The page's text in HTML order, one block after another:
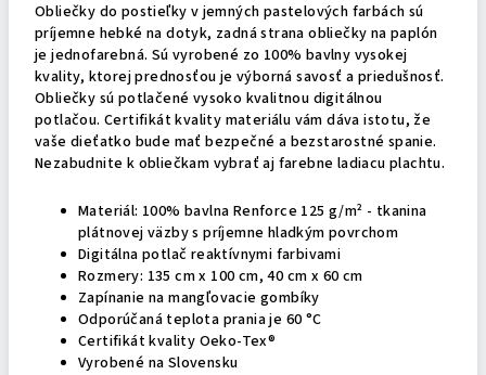
Obliečky do postieľky v jemných pastelových farbách sú
príjemne hebké na dotyk, zadná strana obliečky na paplón
je jednofarebná. Sú vyrobené zo 100% bavlny vysokej
kvality, ktorej prednosťou je výborná savosť a priedušnosť.
Obliečky sú potlačené vysoko kvalitnou digitálnou
potlačou. Certifikát kvality materiálu vám dáva istotu, že
vaše dieťatko bude mať bezpečné a bezstarostné spanie.
Nezabudnite k obliečkam vybrať aj farebne ladiacu plachtu.
Materiál: 100% bavlna Renforce 125 g/m² - tkanina
plátnovej väzby s príjemne hladkým povrchom
Digitálna potlač reaktívnymi farbivami
Rozmery: 135 cm x 100 cm, 40 cm x 60 cm
Zapínanie na mangľovacie gombíky
Odporúčaná teplota prania je 60 °C
Certifikát kvality Oeko-Tex®
Vyrobené na Slovensku